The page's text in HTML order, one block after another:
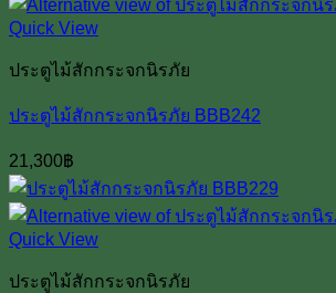
Quick View
ประตูไม้สักกระจกนิรภัย
ประตูไม้สักกระจกนิรภัย BBB242
21,300฿
Quick View
ประตูไม้สักกระจกนิรภัย